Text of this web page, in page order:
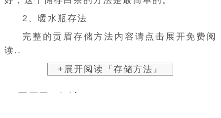
2、 暖水瓶存法
完整的贡眉存储方法内容请点击展开免费阅
读..
+展开阅读『存储方法』